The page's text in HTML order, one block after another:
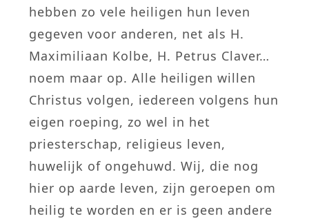
hebben zo vele heiligen hun leven
gegeven voor anderen, net als H.
Maximiliaan Kolbe, H. Petrus Claver…
noem maar op. Alle heiligen willen
Christus volgen, iedereen volgens hun
eigen roeping, zo wel in het
priesterschap, religieus leven,
huwelijk of ongehuwd. Wij, die nog
hier op aarde leven, zijn geroepen om
heilig te worden en er is geen andere